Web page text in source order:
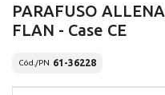
PARAFUSO ALLENA
FLAN - Case CE
Cód./PN 61-36228